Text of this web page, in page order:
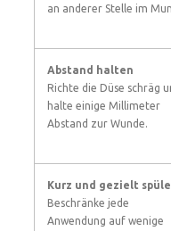
an anderer Stelle im
Abstand halten
Richte die Düse schräg
halte einige Millimeter
Abstand zur Wunde.
Kurz und gezielt
Beschränke jede
Anwendung auf wenige